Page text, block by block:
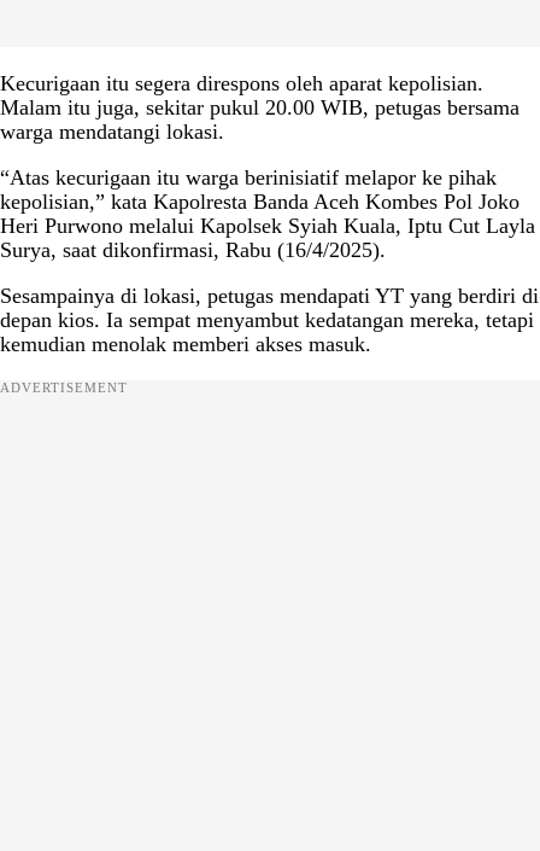
Kecurigaan itu segera direspons oleh aparat kepolisian.
Malam itu juga, sekitar pukul 20.00 WIB, petugas bersama
warga mendatangi lokasi.
“Atas kecurigaan itu warga berinisiatif melapor ke pihak
kepolisian,” kata Kapolresta Banda Aceh Kombes Pol Joko
Heri Purwono melalui Kapolsek Syiah Kuala, Iptu Cut Layla
Surya, saat dikonfirmasi, Rabu (16/4/2025).
Sesampainya di lokasi, petugas mendapati YT yang berdiri di
depan kios. Ia sempat menyambut kedatangan mereka, tetapi
kemudian menolak memberi akses masuk.
ADVERTISEMENT